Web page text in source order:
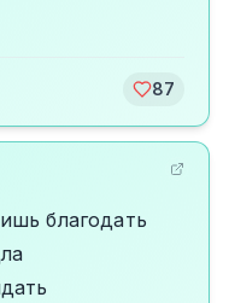
87
благодать